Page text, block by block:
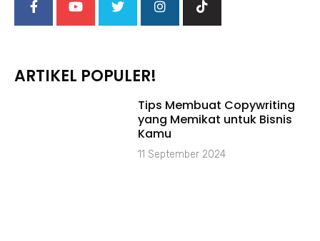
ARTIKEL POPULER!
Tips Membuat Copywriting
yang Memikat untuk Bisnis
Kamu
11 September 2024